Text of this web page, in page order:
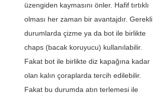
üzengiden kaymasını önler. Hafif tırtıklı
olması her zaman bir avantajdır. Gerekli
durumlarda çizme ya da bot ile birlikte
chaps (bacak koruyucu) kullanılabilir.
Fakat bot ile birlikte diz kapağına kadar
olan kalın çoraplarda tercih edilebilir.
Fakat bu durumda atın terlemesi ile